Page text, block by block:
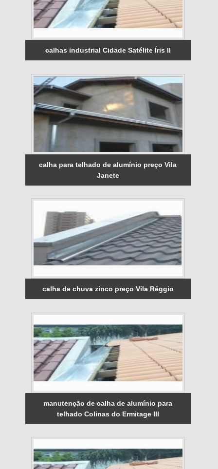
calhas industrial Cidade Satélite Íris II
calha para telhado de alumínio preço Vila
Janete
calha de chuva zinco preço Vila Réggio
manutenção de calha de alumínio para
telhado Colinas do Ermitage III